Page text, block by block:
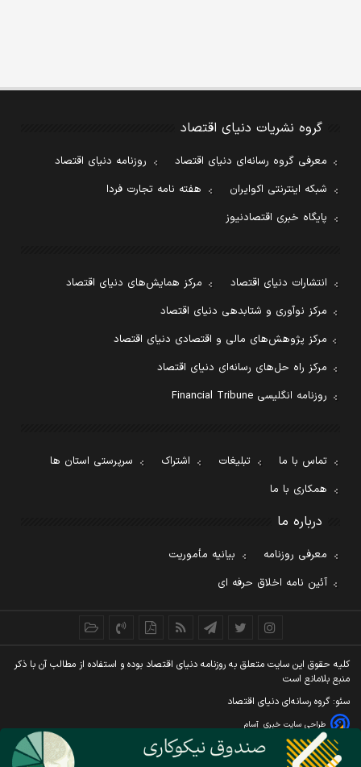
گروه نشریات دنیای اقتصاد
معرفی گروه رسانه‌ای دنیای اقتصاد
روزنامه دنیای اقتصاد
شبکه اینترنتی اکوایران
هفته نامه تجارت فردا
پایگاه خبری اقتصادنیوز
انتشارات دنیای اقتصاد
مرکز همایش‌های دنیای اقتصاد
مرکز نوآوری و شتابدهی دنیای اقتصاد
مرکز پژوهش‌های مالی و اقتصادی دنیای اقتصاد
مرکز راه حل‌های رسانه‌ای دنیای اقتصاد
روزنامه انگلیسی Financial Tribune
تماس با ما تبلیغات اشتراک
سرپرستی استان ها
همکاری با ما
درباره ما
معرفی روزنامه
بیانیه مأموریت
آئین نامه اخلاق حرفه ای
کليه حقوق اين سايت متعلق به روزنامه دنيای اقتصاد بوده و استفاده از مطالب آن با ذکر
منبع بلامانع است
سئو: گروه رسانه‌ای دنیای اقتصاد
طراحی سایت خبری آسام